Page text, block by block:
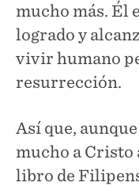
mucho más. Él
logrado y
vivir humano
resurrección.
Así que,
mucho a Cristo
libro de